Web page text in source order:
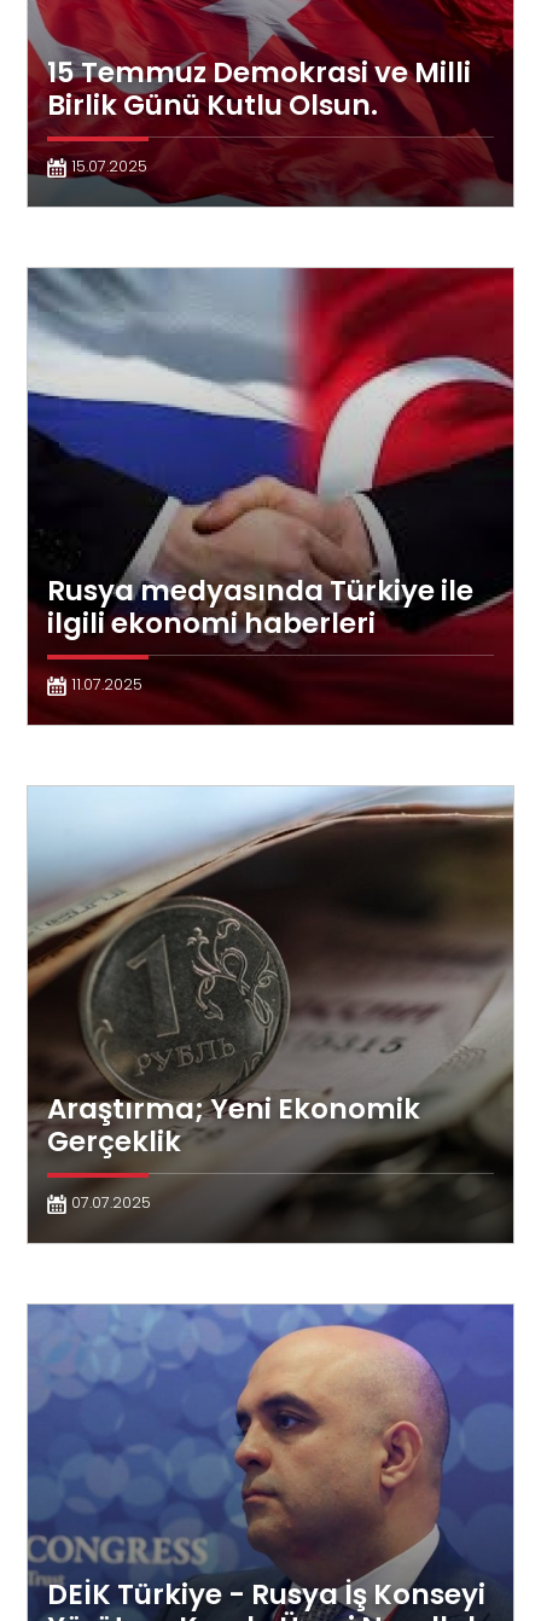
15 Temmuz Demokrasi ve Milli
Birlik Günü Kutlu Olsun.
15.07.2025
Rusya medyasında Türkiye ile
ilgili ekonomi haberleri
11.07.2025
Araştırma; Yeni Ekonomik
Gerçeklik
07.07.2025
DEİK Türkiye - Rusya İş Konseyi